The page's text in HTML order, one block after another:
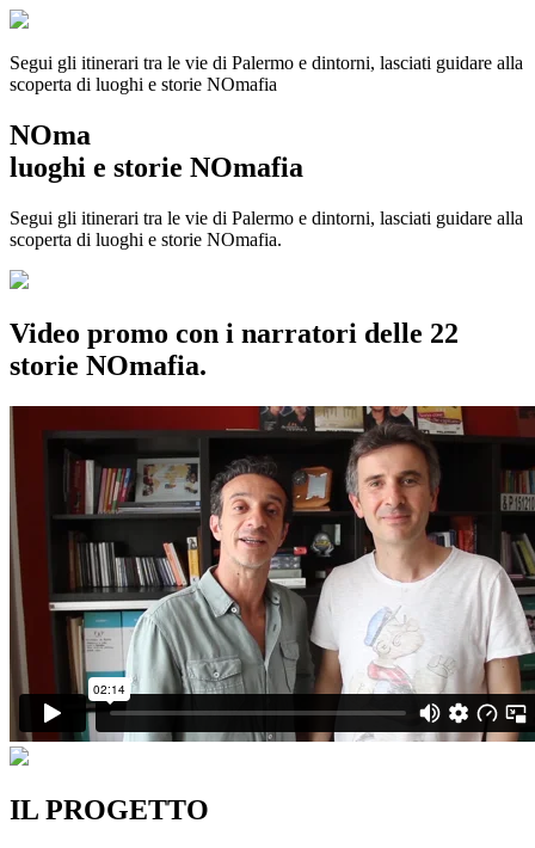
Segui gli itinerari tra le vie di Palermo e dintorni, lasciati guidare alla
scoperta di luoghi e storie NOmafia
NOma
luoghi e storie NOmafia
Segui gli itinerari tra le vie di Palermo e dintorni, lasciati guidare alla
scoperta di luoghi e storie NOmafia.
Video promo con i narratori delle 22
storie NOmafia.
IL PROGETTO